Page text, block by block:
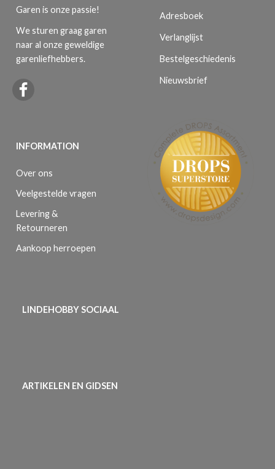
Garen is onze passie!
We sturen graag garen
naar al onze geweldige
garenliefhebbers.
INFORMATION
Over ons
Veelgestelde vragen
Levering &
Retourneren
Aankoop herroepen
Adresboek
Verlanglijst
Bestelgeschiedenis
Nieuwsbrief
LINDEHOBBY SOCIAAL
ARTIKELEN EN GIDSEN